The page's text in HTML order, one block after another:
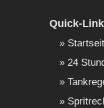
Quick-
24